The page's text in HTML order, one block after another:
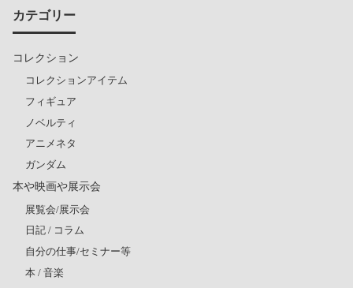
カテゴリー
コレクション
コレクションアイテム
フィギュア
ノベルティ
アニメネタ
ガンダム
本や映画や展示会
展覧会/展示会
日記 / コラム
自分の仕事/セミナー等
本 / 音楽